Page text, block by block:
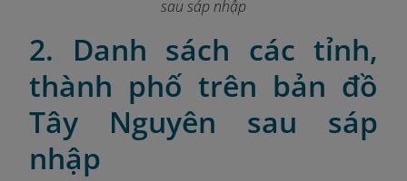
sau sáp nhập
2. Danh sách các tỉnh,
thành phố trên bản đồ
Tây Nguyên sau sáp
nhập